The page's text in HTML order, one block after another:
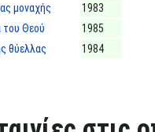
μοναχής
1983
Θεού
1985
θύελλας
1984